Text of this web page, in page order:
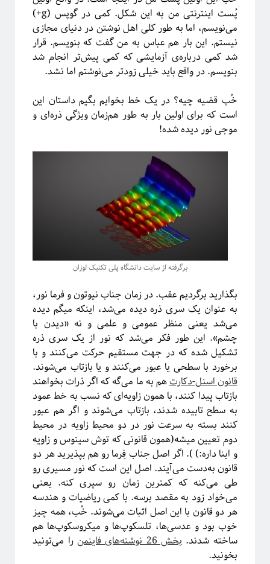
فریبادر
انتگرال لبگ
فاطمه
درچهارسال فیزیک!
م. ع. در چهارسال فیزیک!
عباس ریزیدر
چهارسال فیزیک!
در چهارسال فیزیک!
پر بازدیدترین نوشته‌ها
«روایتگری در علم»
پرسش‌های یک دانشجوی فیزیک!
لیسانس فیزیک با بیژامه!
جزر و مد چه جوری کار می‌کنه؟!
حکایت «سیستم‌های پیچیده» چیست؟!
سیستم‌های پیچیده: «ماهیت و ویژگی‌»
یادگیری «سیستم‌های پیچیده» رو از کجا و چه‌طور آغاز کنیم؟!
پیشنهادهایی برای دانشجویان تحصیلات تکمیلی، به‌ویژه برای سیستم‌های پیچیده
آموزش آنلاین چه چیزی برای ما دارد؟!
ریچارد فاینمن؛ چهره‌ترین چهره!
معرفی کتاب و دوره برای دانشجویان سال اول علوم‌پایه و مهندسی
فیزیک خوش‌مزه یا آشپزی ملوکولی
در رویارویی با علم و مسئله ترویج آن
آیا باید دکتری بخونم؟!
تجربه شخصی در کارهای مربوط به تحلیل داده در بازار و نه دانشگاه!
کنکوری‌ها حواستان باشد جوگیر نشوید؛ در علم جایی برای جوگیرها نیست!
روایتگری در علم
پُست اینترنتی من به این شکل. کمی در گوپس (g+)
می‌نویسم، اما به طور کلی اهل نوشتن در دنیای مجازی
نیستم. این بار هم عباس به من گفت که بنویسم. قرار
شد کمی درباره‌ی آزمایشی که کمی پیش‌تر انجام شد
بنویسم. در واقع باید خیلی زودتر می‌نوشتم اما نشد.
خُب قضیه چیه؟ در یک خط بخوایم بگیم داستان این
است که برای اولین بار به طور هم‌زمان ویژگی ذره‌ای و
موجی نور دیده شده!
برگرفته از سایت دانشگاه پلی تکنیک لوزان
بگذارید برگردیم عقب. در زمان جناب نیوتون و فرما نور،
به عنوان یک سری ذره دیده می‌شد، اینکه میگم دیده
می‌شد یعنی منظر عمومی و علمی و نه «دیدن با
چشم». این طور فکر می‌شد که نور از یک سری ذره
تشکیل شده که در جهت مستقیم حرکت می‌کنند و با
برخورد با سطحی یا عبور می‌کنند و یا بازتاب می‌شوند.
قانون اسنل-دکارتهم به ما می‌گه که اگر ذرات بخواهند
بازتاب پیدا کنند، با همون زاویه‌ای که نسب به خط عمود
به سطح تابیده شدند، بازتاب می‌شوند و اگر هم عبور
کنند بسته به سرعت نور در دو محیط زاویه در محیط
دوم تعیین میشه(همون قانونی که توش سینوس و زاویه
و اینا داره:) ). اگر اصل جناب فِرما رو هم بپذیرید هر دو
قانون به‌دست می‌آیند. اصل این است که نور مسیری رو
طی می‌کنه که کمترین زمان رو سپری کنه. یعنی
می‌خواد زود به مقصد برسه. با کمی ریاضیات و هندسه
هر دو قانون با این اصل اثبات می‌شوند. خُب، همه چیز
خوب بود و عدسی‌ها، تلسکوپ‌ها و میکروسکوپ‌ها هم
ساخته شدند. بخش 26 نوشته‌های فاینمن
را می‌تونید
بخونید.